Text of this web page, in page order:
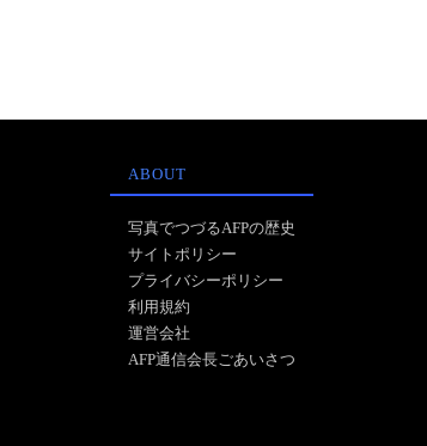
ABOUT
写真でつづるAFPの歴史
サイトポリシー
プライバシーポリシー
利用規約
運営会社
AFP通信会長ごあいさつ